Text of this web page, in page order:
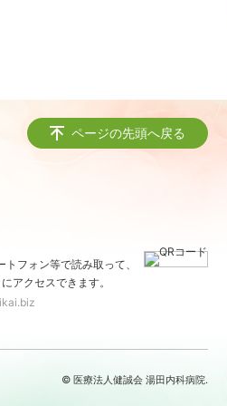
ページの先頭へ戻る
トフォン等で読み取って、
アクセスできます。
© 医療法人健誠会 湯田内科病院.